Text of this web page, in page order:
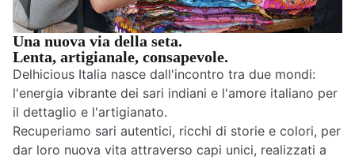
Una nuova via della seta.
Lenta, artigianale, consapevole.
Delhicious Italia nasce dall'incontro tra due mondi:
l'energia vibrante dei sari indiani e l'amore italiano per
il dettaglio e l'artigianato.
Recuperiamo sari autentici, ricchi di storie e colori, per
dar loro nuova vita attraverso capi unici, realizzati a